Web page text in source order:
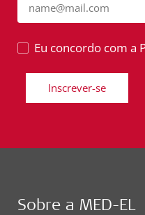
name@mail.com
Eu concordo com a
Inscrever-se
Sobre a MED-EL